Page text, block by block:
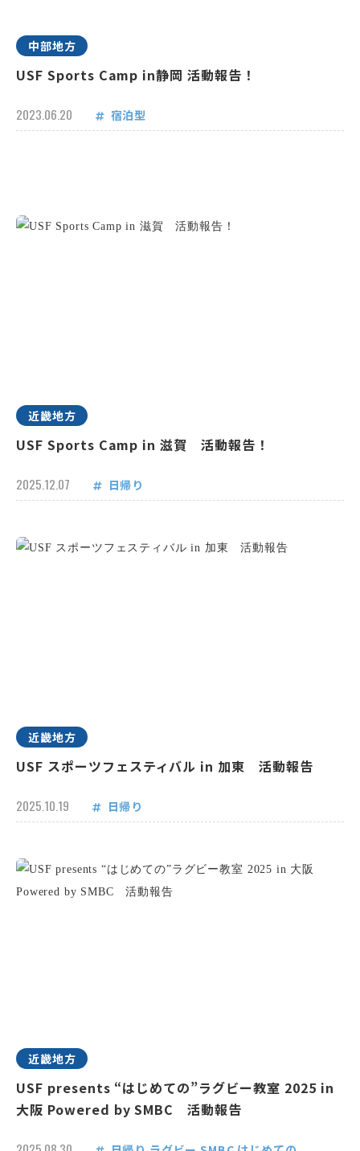
中部地方
USF Sports Camp in静岡 活動報告！
2023.06.20 宿泊型
近畿地方
USF Sports Camp in 滋賀 活動報告！
2025.12.07 日帰り
近畿地方
USF スポーツフェスティバル in 加東 活動報告
2025.10.19 日帰り
近畿地方
USF presents “はじめての”ラグビー教室 2025 in
大阪 Powered by SMBC 活動報告